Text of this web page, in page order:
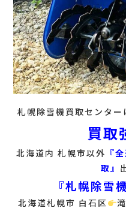
札幌除雪機買取センター
買取
北海道内 札幌市以外 『
取』
『札幌除雪
北海道札幌市 白石区